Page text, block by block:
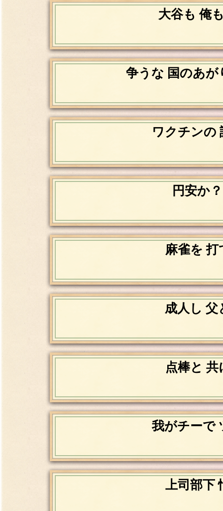
大谷も 俺
争うな 国のあが
ワクチンの
円安か
麻雀を
成人し 父
点棒と
我がチーで
上司部下